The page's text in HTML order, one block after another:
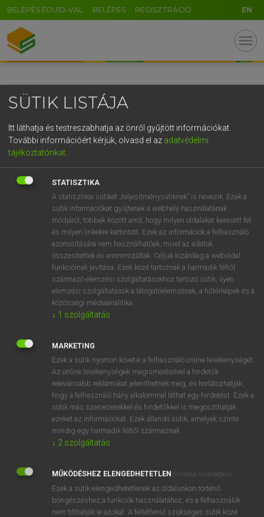
BELÉPÉS EDUID-VAL BELÉPÉS REGISZTRÁCIÓ EN
menu
OOOOPS!
SZOTAR.NET APPLIKÁCIÓ
MICROSOFT OFFICE BŐVÍTMÉNY
BEÉPÜLŐ SZÓTÁRMODUL
ONLINE NYELVVIZSGA
EGYÉNI FELHASZNÁLÓKNAK
TANULÓKNAK
OKTATÁSI INTÉZMÉNYEKNEK
SÜTIK LISTÁJA
Itt láthatja és testreszabhatja az önről gyűjtött információkat.
További információért kérjük, olvasd el az adatvédelmi
tájékoztatónkat
STATISZTIKA
A statisztikai sütiket „teljesítménysütiknek” is nevezik. Ezek a
sütik információkat gyűjtenek a webhely használatának
módjáról, többek között arról, hogy milyen oldalakat keresett fel
és milyen linkekre kattintott. Ezek az információk a felhasználó
azonosítására nem használhatóak, mivel az adatok
összesítettek és anonimizáltak. Céljuk kizárólag a weboldal
funkcióinak javítása. Ezek közé tartoznak a harmadik féltől
származó elemzési szolgáltatásokhoz tartozó sütik; ilyen
elemzési szolgáltatások a látogatóelemzések, a hőtérképek és a
közösségi médiaanalitika.
↓ 1 szolgáltatás
MARKETING
Ezek a sütik nyomon követik a felhasználó online tevékenységét.
Az online tevékenységek megismerésével a hirdetők
relevánsabb reklámokat jeleníthetnek meg, és korlátozhatják,
hogy a felhasználó hány alkalommal láthat egy hirdetést. Ezek a
sütik más szervezetekkel és hirdetőkkel is megoszthatják
ezeket az információkat. Ezek állandó sütik, amelyek szinte
mindig egy harmadik féltől származnak.
↓ 2 szolgáltatás
MŰKÖDÉSHEZ ELENGEDHETETLEN (mindig szükséges)
Ezek a sütik elengedhetetlenek az oldalunkon történő
böngészéshez,a funkciók használatához, és a felhasználók
nem tilthatják le azokat. A feltétlenül szükséges sütik közé
GR
5
g h k l
v b n m , . - AltGr